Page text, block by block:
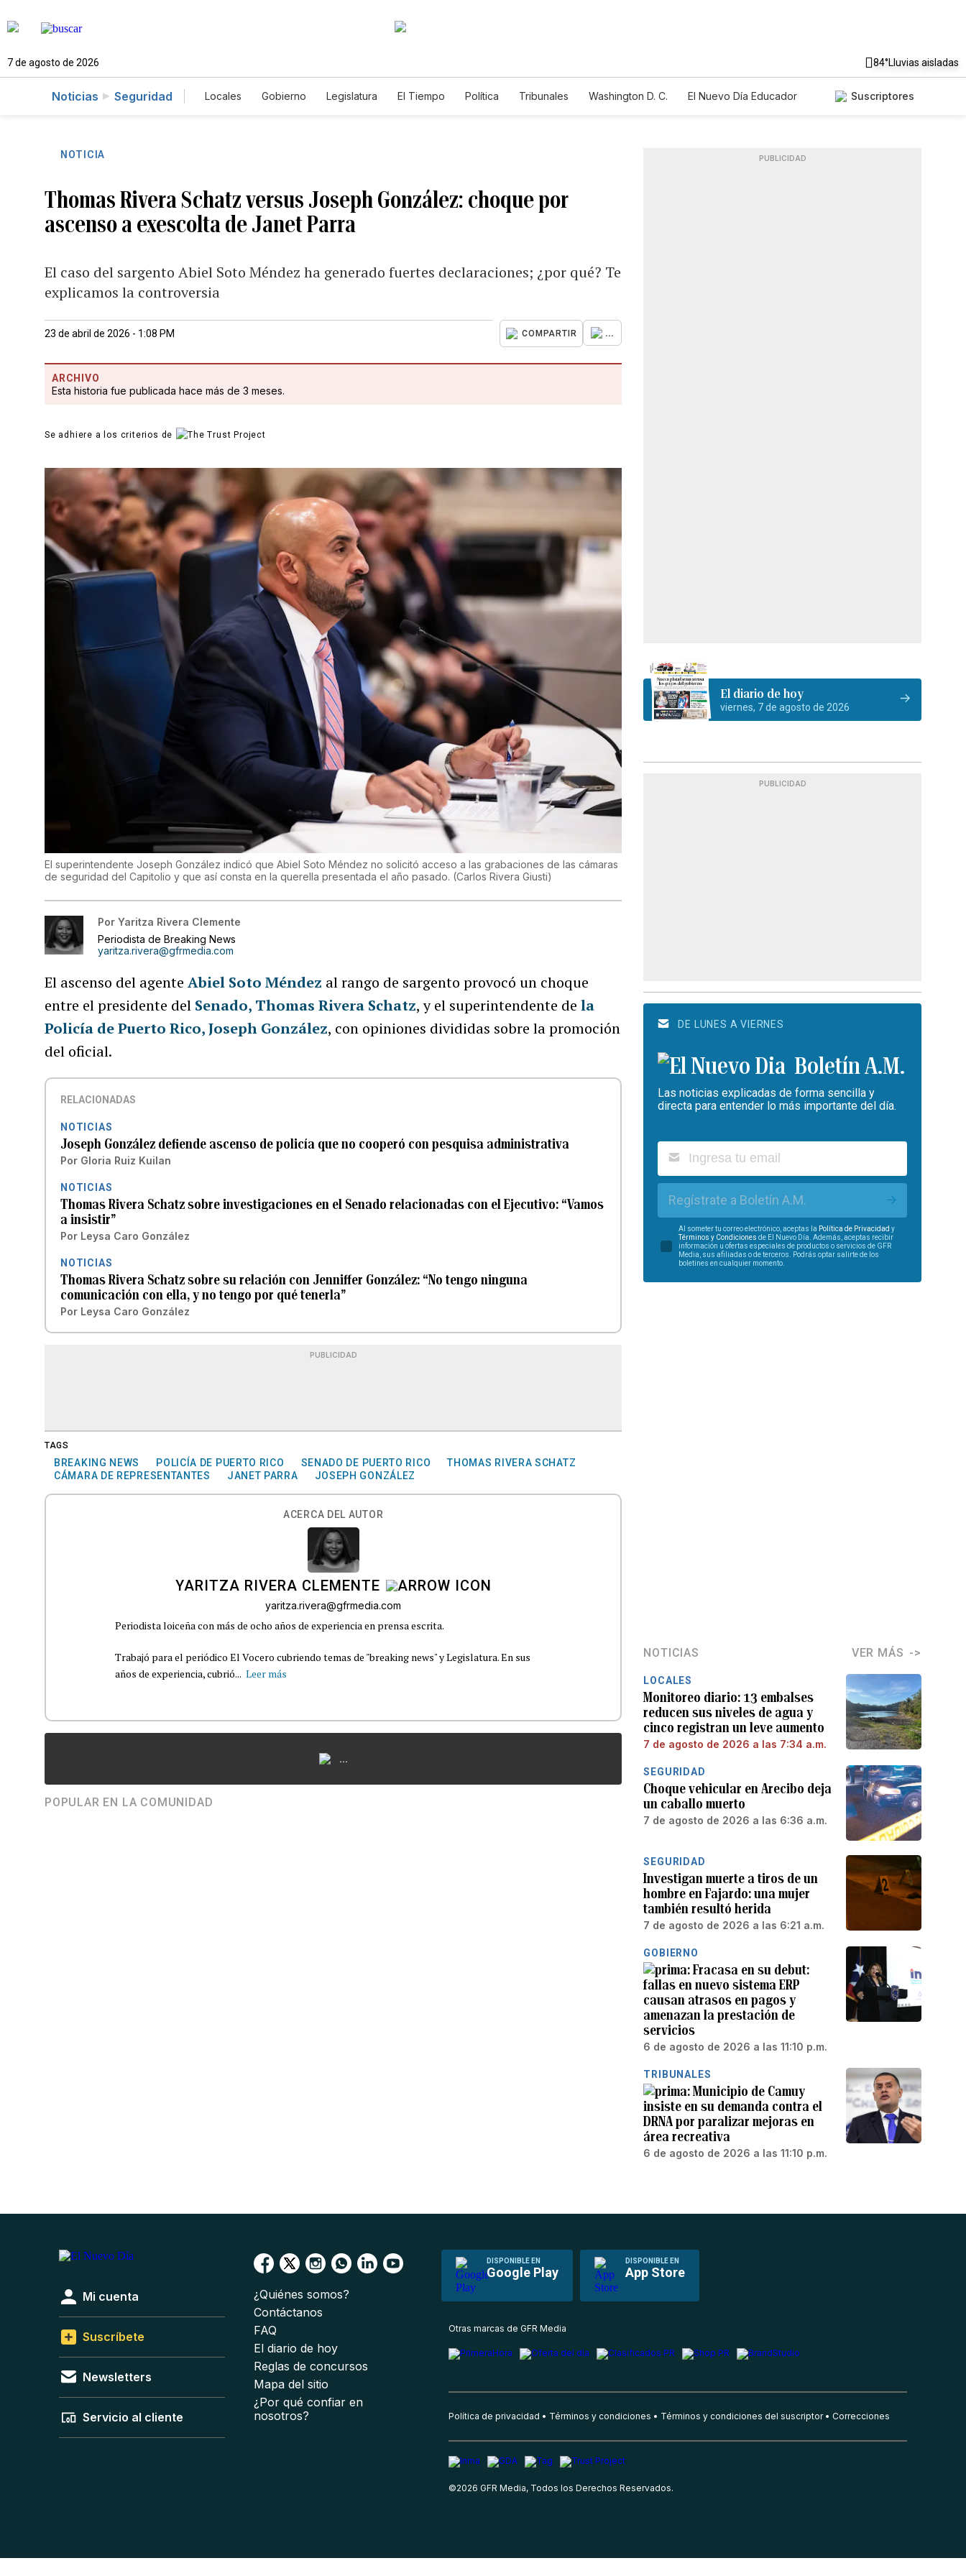
7 de agosto de 2026 84°Lluvias aisladas
Noticias Seguridad Locales Gobierno Legislatura El Tiempo Política Tribunales Washington D. C.
El Nuevo Día Educador
Suscriptores
NOTICIA
Thomas Rivera Schatz versus Joseph González: choque por
ascenso a exescolta de Janet Parra
El caso del sargento Abiel Soto Méndez ha generado fuertes declaraciones; ¿por qué? Te
explicamos la controversia
23 de abril de 2026 - 1:08 PM COMPARTIR ...
ARCHIVO
Esta historia fue publicada hace más de 3 meses.
Se adhiere a los criterios de
El superintendente Joseph González indicó que Abiel Soto Méndez no solicitó acceso a las grabaciones de las cámaras
de seguridad del Capitolio y que así consta en la querella presentada el año pasado. (Carlos Rivera Giusti)
Por Yaritza Rivera Clemente
Periodista de Breaking News
yaritza.rivera@gfrmedia.com
El ascenso del agenteAbiel Soto Méndez al rango de sargento provocó un choque
entre el presidente del Senado, Thomas Rivera Schatz, y el superintendente dela
Policía de Puerto Rico, Joseph González, con opiniones divididas sobre la promoción
del oficial.
RELACIONADAS
NOTICIAS
Joseph González defiende ascenso de policía que no cooperó con pesquisa administrativa
Por Gloria Ruiz Kuilan
NOTICIAS
Thomas Rivera Schatz sobre investigaciones en el Senado relacionadas con el Ejecutivo: “Vamos
a insistir”
Por Leysa Caro González
NOTICIAS
Thomas Rivera Schatz sobre su relación con Jenniffer González: “No tengo ninguna
comunicación con ella, y no tengo por qué tenerla”
Por Leysa Caro González
PUBLICIDAD
TAGS
BREAKING NEWS POLICÍA DE PUERTO RICO SENADO DE PUERTO RICO
THOMAS RIVERA SCHATZ
CÁMARA DE REPRESENTANTES
JANET PARRA JOSEPH GONZÁLEZ
ACERCA DEL AUTOR
YARITZA RIVERA CLEMENTE
yaritza.rivera@gfrmedia.com
Periodista loiceña con más de ocho años de experiencia en prensa escrita.
Trabajó para el periódico El Vocero cubriendo temas de "breaking news" y Legislatura. En sus
años de experiencia, cubrió... Leer más
...
POPULAR EN LA COMUNIDAD
PUBLICIDAD
El diario de hoy
viernes, 7 de agosto de 2026
PUBLICIDAD
DE LUNES A VIERNES
Boletín A.M.
Las noticias explicadas de forma sencilla y
directa para entender lo más importante del día.
Regístrate a Boletín A.M.
Al someter tu correo electrónico, aceptas la Política de Privacidad y
Términos y Condiciones de El Nuevo Día. Además, aceptas recibir
información u ofertas especiales de productos o servicios de GFR
Media, sus afiliadas o de terceros. Podrás optar salirte de los
boletines en cualquier momento.
NOTICIAS VER MÁS
LOCALES
Monitoreo diario: 13 embalses
reducen sus niveles de agua y
cinco registran un leve aumento
7 de agosto de 2026 a las 7:34 a.m.
SEGURIDAD
Choque vehicular en Arecibo deja
un caballo muerto
7 de agosto de 2026 a las 6:36 a.m.
SEGURIDAD
Investigan muerte a tiros de un
hombre en Fajardo: una mujer
también resultó herida
7 de agosto de 2026 a las 6:21 a.m.
GOBIERNO
Fracasa en su debut:
fallas en nuevo sistema ERP
causan atrasos en pagos y
amenazan la prestación de
servicios
6 de agosto de 2026 a las 11:10 p.m.
TRIBUNALES
Municipio de Camuy
insiste en su demanda contra el
DRNA por paralizar mejoras en
área recreativa
6 de agosto de 2026 a las 11:10 p.m.
DISPONIBLE EN
Google Play
DISPONIBLE EN
App Store
Mi cuenta
Suscríbete
Newsletters
Servicio al cliente
¿Quiénes somos?
Contáctanos
FAQ
El diario de hoy
Reglas de concursos
Mapa del sitio
¿Por qué confiar en
nosotros?
Otras marcas de GFR Media
Política de privacidad Términos y condiciones Términos y condiciones del suscriptor Correcciones
©2026 GFR Media, Todos los Derechos Reservados.